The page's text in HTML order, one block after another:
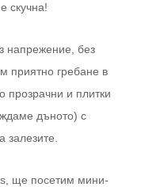
скучна!
напрежение, без
приятно гребане в
прозрачни и плитки
дъното) с
ще посетим мини-